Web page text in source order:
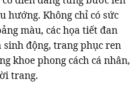
hướng. Không chỉ có sức
màu, các họa tiết đan
sinh động, trang phục ren
khoe phong cách cá nhân,
trang.